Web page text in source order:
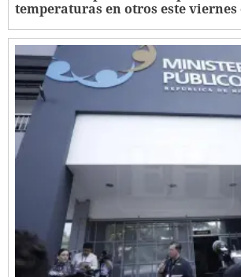
temperaturas en otros este